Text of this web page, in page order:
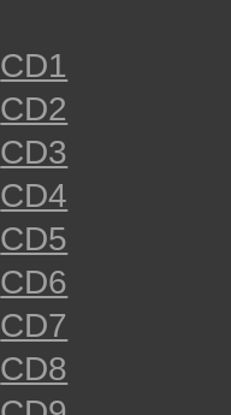
CD1
CD2
CD3
CD4
CD5
CD6
CD7
CD8